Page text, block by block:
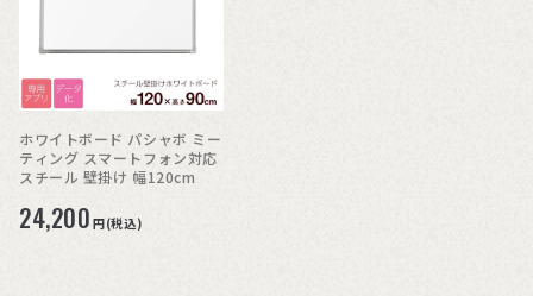
ホワイトボード パシャボ ミー
ティング スマートフォン対応
スチール 壁掛け 幅120cm
24,200 円(税込)